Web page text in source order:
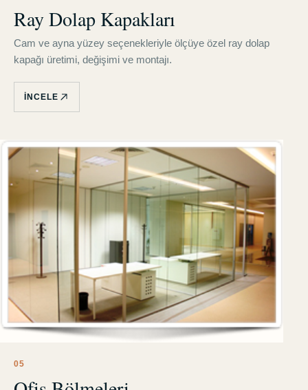
Ray Dolap Kapakları
Cam ve ayna yüzey seçenekleriyle ölçüye özel ray dolap
kapağı üretimi, değişimi ve montajı.
İNCELE
05